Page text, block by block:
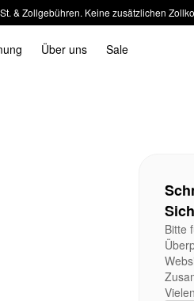
& Zollgebühren. Keine zusätzlichen
Über uns Sale
Bitte